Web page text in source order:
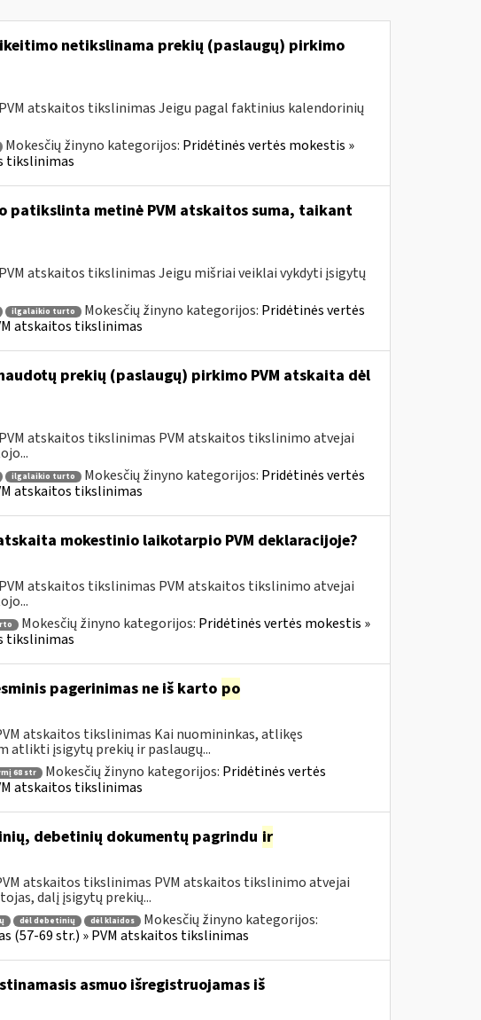
netikslinama prekių (paslaugų) pirkimo
atskaitos tikslinimas Jeigu pagal faktinius kalendorinių
Mokesčių žinyno kategorijos: Pridėtinės vertės mokestis »
tikslinimas
metinė PVM atskaitos suma, taikant
atskaitos tikslinimas Jeigu mišriai veiklai vykdyti įsigytų
ilgalaikio turto Mokesčių žinyno kategorijos: Pridėtinės vertės
atskaitos tikslinimas
prekių (paslaugų) pirkimo PVM atskaita dėl
atskaitos tikslinimas PVM atskaitos tikslinimo atvejai
ilgalaikio turto Mokesčių žinyno kategorijos: Pridėtinės vertės
atskaitos tikslinimas
mokestinio laikotarpio PVM deklaracijoje?
atskaitos tikslinimas PVM atskaitos tikslinimo atvejai
Mokesčių žinyno kategorijos: Pridėtinės vertės mokestis »
tikslinimas
pagerinimas ne iš karto po
atskaitos tikslinimas Kai nuomininkas, atlikęs
atlikti įsigytų prekių ir paslaugų...
68 str Mokesčių žinyno kategorijos: Pridėtinės vertės
atskaitos tikslinimas
debetinių dokumentų pagrindu ir
atskaitos tikslinimas PVM atskaitos tikslinimo atvejai
dalį įsigytų prekių...
dėl debetinių dėl klaidos
Mokesčių žinyno kategorijos:
(57-69 str.) » PVM atskaitos tikslinimas
asmuo išregistruojamas iš